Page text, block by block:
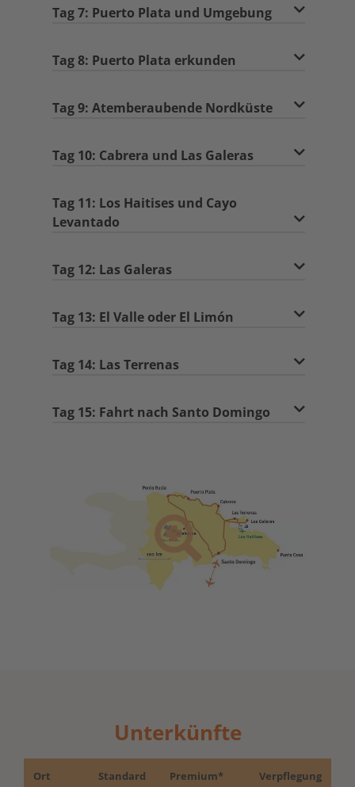
Tag 7: Puerto Plata und Umgebung
Tag 8: Puerto Plata erkunden
Tag 9: Atemberaubende Nordküste
Tag 10: Cabrera und Las Galeras
Tag 11: Los Haitises und Cayo
Levantado
Tag 12: Las Galeras
Tag 13: El Valle oder El Limón
Tag 14: Las Terrenas
Tag 15: Fahrt nach Santo Domingo
Unterkünfte
Ort Standard Premium* Verpflegung